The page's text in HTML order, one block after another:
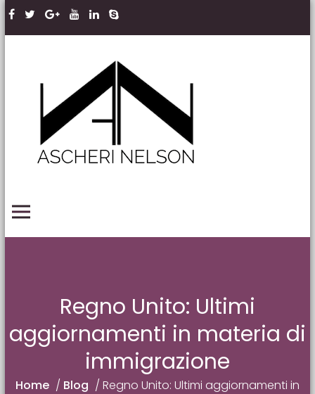
Skip to content
Regno Unito: Ultimi
aggiornamenti in materia di
immigrazione
Home / Blog / Regno Unito: Ultimi aggiornamenti in